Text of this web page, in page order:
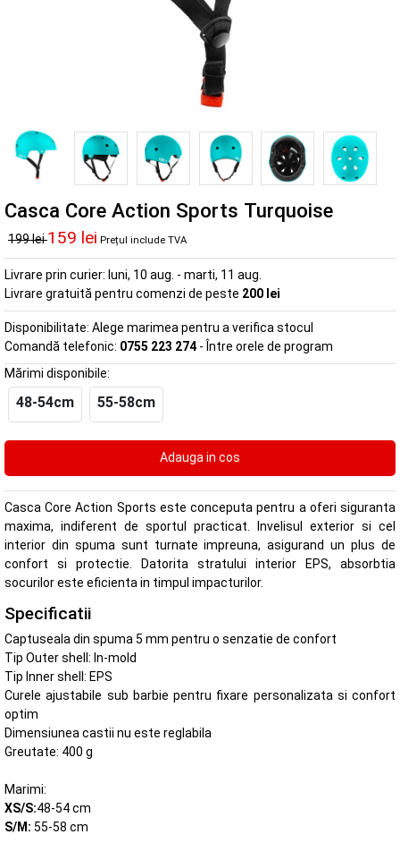
Casca Core Action Sports Turquoise
199 lei159 lei Prețul include TVA
Livrare prin curier: luni, 10 aug. - marti, 11 aug.
Livrare gratuită pentru comenzi de peste 200 lei
Disponibilitate: Alege marimea pentru a verifica stocul
Comandă telefonic: 0755 223 274 - Între orele de program
Mărimi disponibile:
48-54cm 55-58cm
Casca Core Action Sports este conceputa pentru a oferi siguranta
maxima, indiferent de sportul practicat. Invelisul exterior si cel
interior din spuma sunt turnate impreuna, asigurand un plus de
confort si protectie. Datorita stratului interior EPS, absorbtia
socurilor este eficienta in timpul impacturilor.
Specificatii
Captuseala din spuma 5 mm pentru o senzatie de confort
Tip Outer shell: In-mold
Tip Inner shell: EPS
Curele ajustabile sub barbie pentru fixare personalizata si confort
optim
Dimensiunea castii nu este reglabila
Greutate: 400 g
Marimi:
XS/S:48-54 cm
S/M: 55-58 cm